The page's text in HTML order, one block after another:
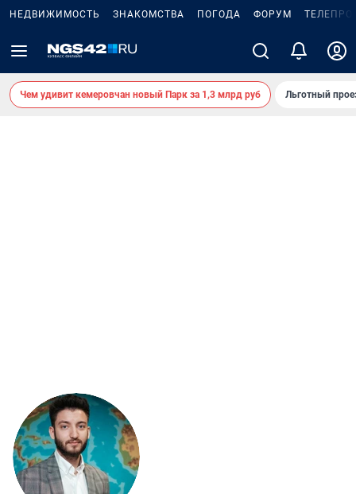
НЕДВИЖИМОСТЬ ЗНАКОМСТВА ПОГОДА ФОРУМ
Чем удивит кемеровчан новый Парк за 1,3 млрд руб Льготный